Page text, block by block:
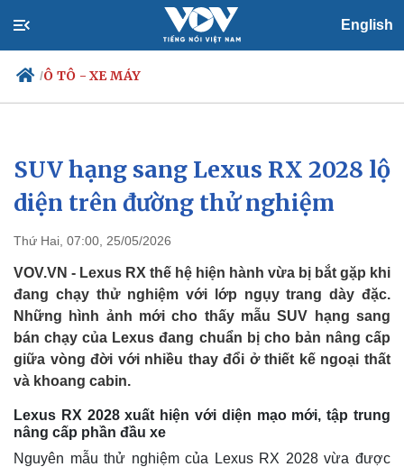
English
/Ô TÔ - XE MÁY
Chính trị
Đảng
Tổ chức nhân sự
Nhận diện sự thật
Xã hội
Tin 24h
Dự báo thời tiết
Việc làm
Biển đảo
SUV hạng sang Lexus RX 2028 lộ
diện trên đường thử nghiệm
Thứ Hai, 07:00, 25/05/2026
VOV.VN - Lexus RX thế hệ hiện hành vừa bị bắt gặp khi
đang chạy thử nghiệm với lớp ngụy trang dày đặc.
Những hình ảnh mới cho thấy mẫu SUV hạng sang
bán chạy của Lexus đang chuẩn bị cho bản nâng cấp
giữa vòng đời với nhiều thay đổi ở thiết kế ngoại thất
và khoang cabin.
Lexus RX 2028 xuất hiện với diện mạo mới, tập trung
nâng cấp phần đầu xe
Nguyên mẫu thử nghiệm của Lexus RX 2028 vừa được